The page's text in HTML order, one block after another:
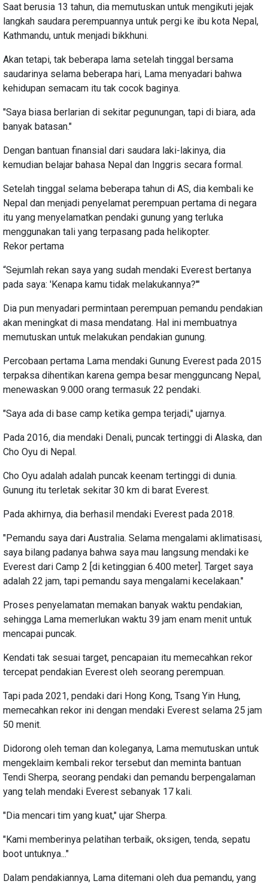
Saat berusia 13 tahun, dia memutuskan untuk mengikuti jejak
langkah saudara perempuannya untuk pergi ke ibu kota Nepal,
Kathmandu, untuk menjadi bikkhuni.
Akan tetapi, tak beberapa lama setelah tinggal bersama
saudarinya selama beberapa hari, Lama menyadari bahwa
kehidupan semacam itu tak cocok baginya.
"Saya biasa berlarian di sekitar pegunungan, tapi di biara, ada
banyak batasan."
Dengan bantuan finansial dari saudara laki-lakinya, dia
kemudian belajar bahasa Nepal dan Inggris secara formal.
Setelah tinggal selama beberapa tahun di AS, dia kembali ke
Nepal dan menjadi penyelamat perempuan pertama di negara
itu yang menyelamatkan pendaki gunung yang terluka
menggunakan tali yang terpasang pada helikopter.
Rekor pertama
“Sejumlah rekan saya yang sudah mendaki Everest bertanya
pada saya: 'Kenapa kamu tidak melakukannya?'"
Dia pun menyadari permintaan perempuan pemandu pendakian
akan meningkat di masa mendatang. Hal ini membuatnya
memutuskan untuk melakukan pendakian gunung.
Percobaan pertama Lama mendaki Gunung Everest pada 2015
terpaksa dihentikan karena gempa besar mengguncang Nepal,
menewaskan 9.000 orang termasuk 22 pendaki.
"Saya ada di base camp ketika gempa terjadi," ujarnya.
Pada 2016, dia mendaki Denali, puncak tertinggi di Alaska, dan
Cho Oyu di Nepal.
Cho Oyu adalah adalah puncak keenam tertinggi di dunia.
Gunung itu terletak sekitar 30 km di barat Everest.
Pada akhirnya, dia berhasil mendaki Everest pada 2018.
"Pemandu saya dari Australia. Selama mengalami aklimatisasi,
saya bilang padanya bahwa saya mau langsung mendaki ke
Everest dari Camp 2 [di ketinggian 6.400 meter]. Target saya
adalah 22 jam, tapi pemandu saya mengalami kecelakaan."
Proses penyelamatan memakan banyak waktu pendakian,
sehingga Lama memerlukan waktu 39 jam enam menit untuk
mencapai puncak.
Kendati tak sesuai target, pencapaian itu memecahkan rekor
tercepat pendakian Everest oleh seorang perempuan.
Tapi pada 2021, pendaki dari Hong Kong, Tsang Yin Hung,
memecahkan rekor ini dengan mendaki Everest selama 25 jam
50 menit.
Didorong oleh teman dan koleganya, Lama memutuskan untuk
mengeklaim kembali rekor tersebut dan meminta bantuan
Tendi Sherpa, seorang pendaki dan pemandu berpengalaman
yang telah mendaki Everest sebanyak 17 kali.
"Dia mencari tim yang kuat," ujar Sherpa.
"Kami memberinya pelatihan terbaik, oksigen, tenda, sepatu
boot untuknya..."
Dalam pendakiannya, Lama ditemani oleh dua pemandu, yang